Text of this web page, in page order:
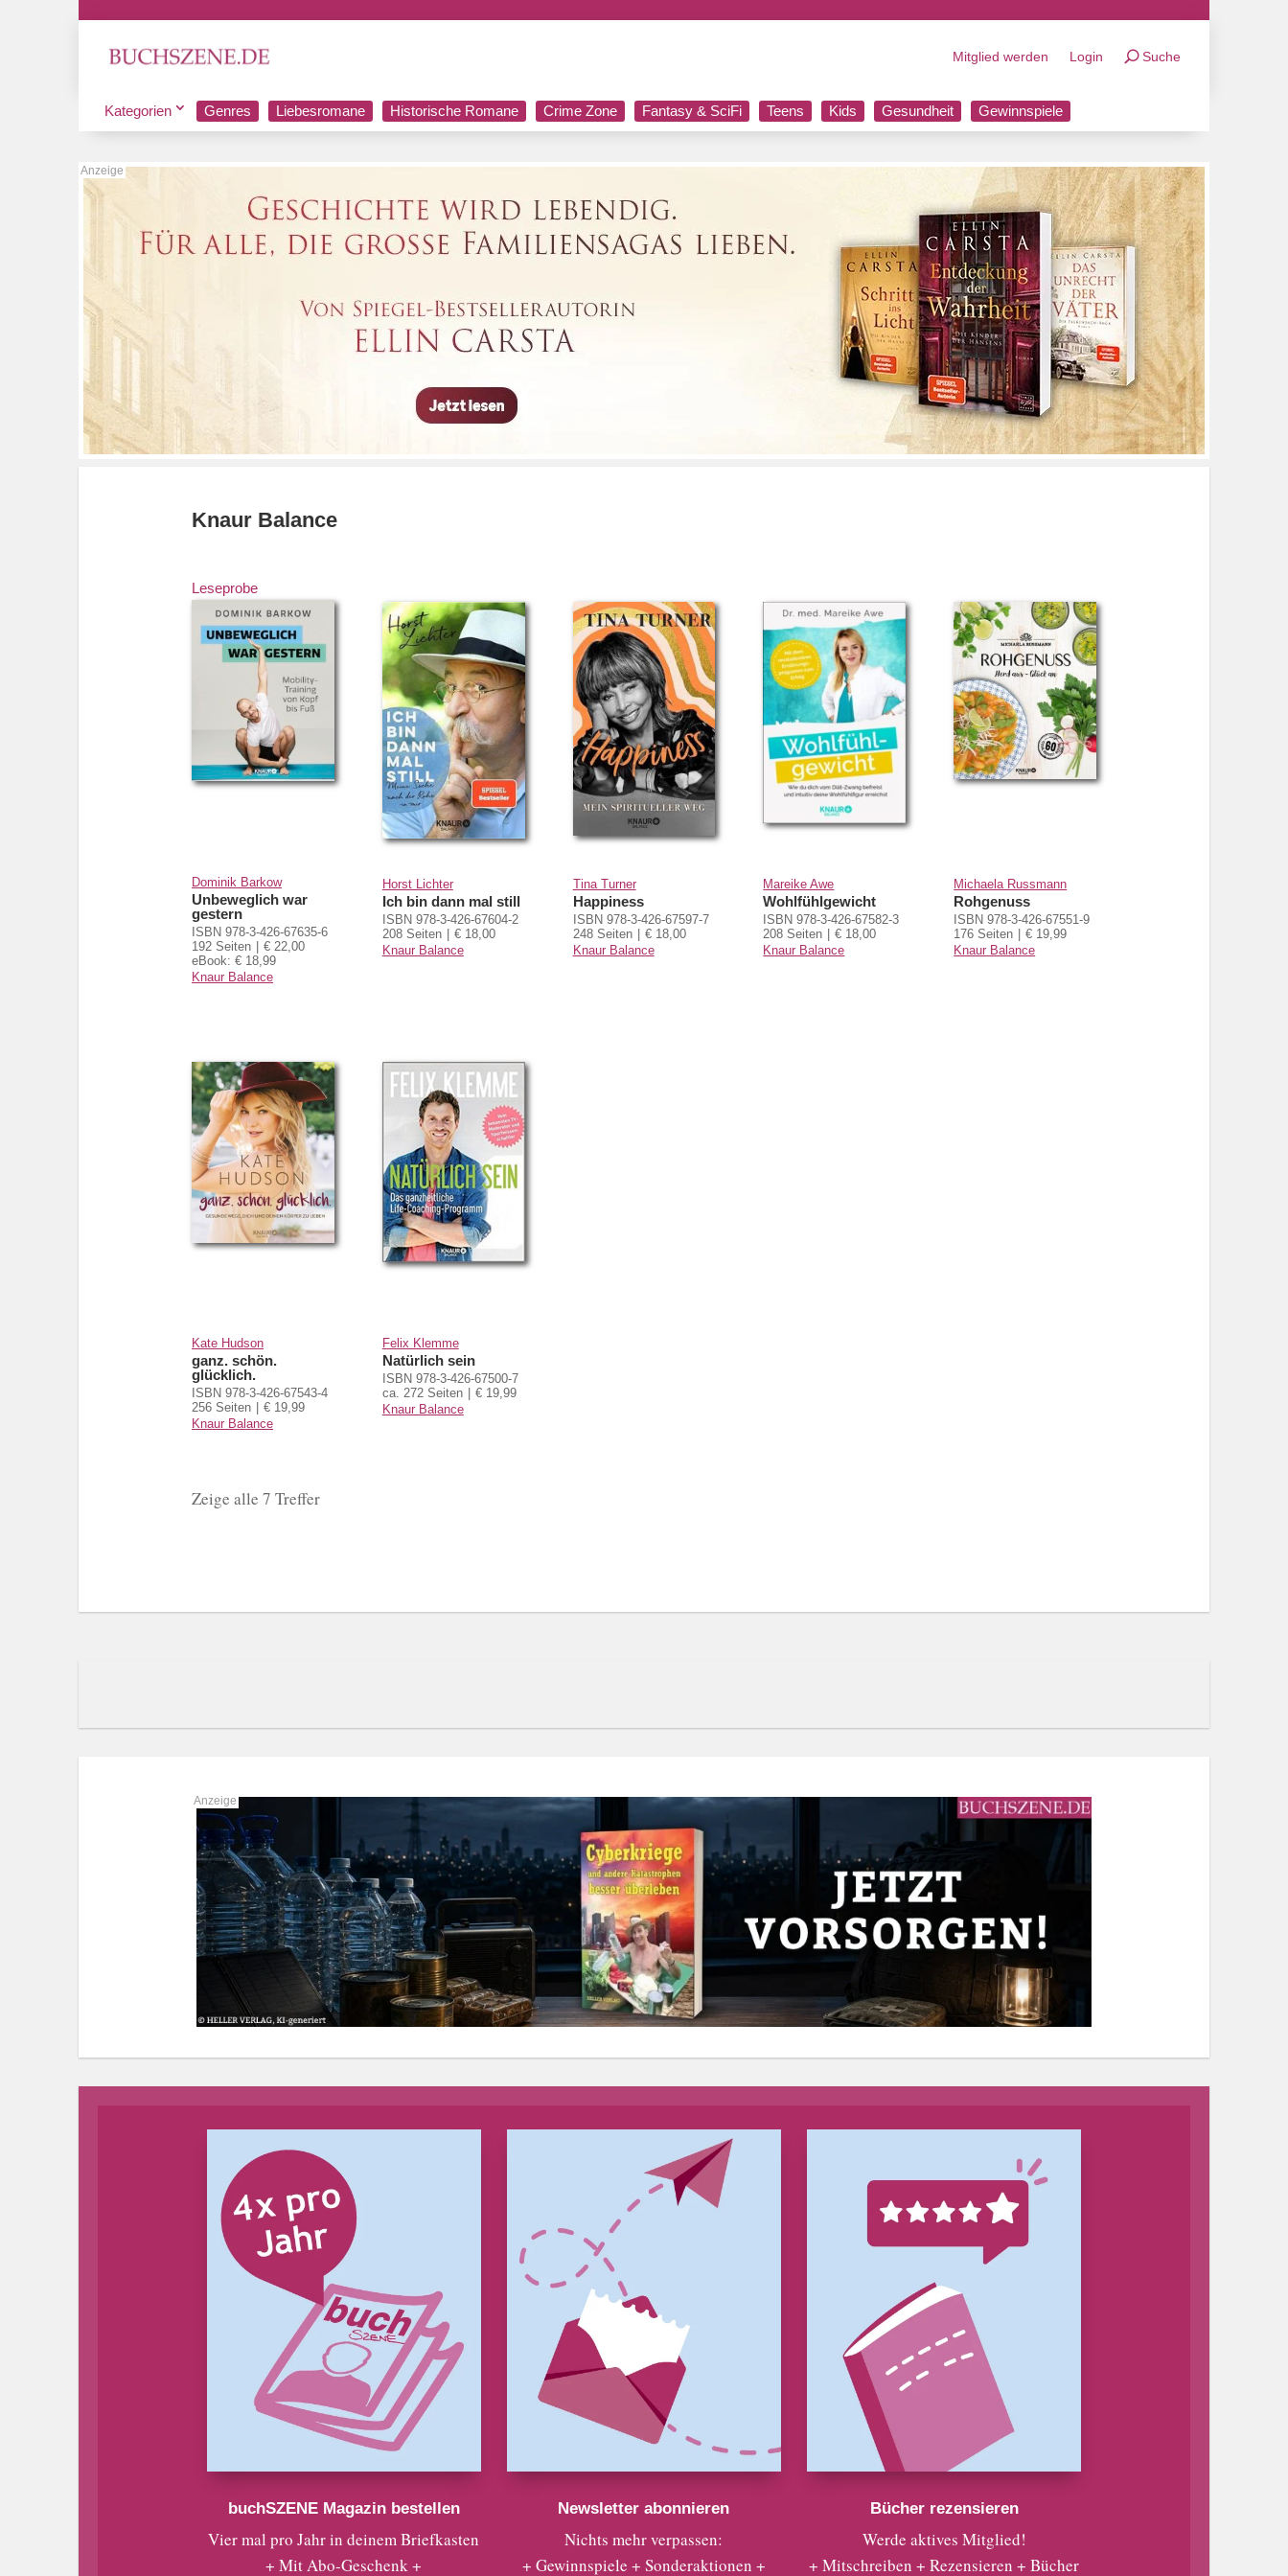
Mitglied werden Login Suche
Kategorien Genres Liebesromane Historische Romane Crime Zone Fantasy & SciFi Teens Kids Gesundheit Gewinnspiele
Knaur Balance
Leseprobe
Dominik Barkow
Unbeweglich war
gestern
ISBN 978-3-426-67635-6
192 Seiten
€ 22,00
eBook: € 18,99
Knaur Balance
Horst Lichter
Ich bin dann mal still
ISBN 978-3-426-67604-2
208 Seiten
€ 18,00
Knaur Balance
Tina Turner
Happiness
ISBN 978-3-426-67597-7
248 Seiten
€ 18,00
Knaur Balance
Mareike Awe
Wohlfühlgewicht
ISBN 978-3-426-67582-3
208 Seiten
€ 18,00
Knaur Balance
Michaela Russmann
Rohgenuss
ISBN 978-3-426-67551-9
176 Seiten
€ 19,99
Knaur Balance
Kate Hudson
ganz. schön.
glücklich.
ISBN 978-3-426-67543-4
256 Seiten
€ 19,99
Knaur Balance
Felix Klemme
Natürlich sein
ISBN 978-3-426-67500-7
ca. 272 Seiten
€ 19,99
Knaur Balance
Zeige alle 7 Treffer
buchSZENE Magazin bestellen
Vier mal pro Jahr in deinem Briefkasten
+ Mit Abo-Geschenk +
Newsletter abonnieren
Nichts mehr verpassen:
+ Gewinnspiele + Sonderaktionen +
Bücher rezensieren
Werde aktives Mitglied!
+ Mitschreiben + Rezensieren + Bücher